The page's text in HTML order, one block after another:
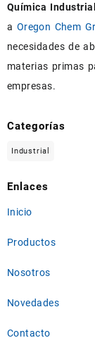
Química
a Oregon Chem
necesidades de
materias primas
empresas.
Categorías
Industrial
Enlaces
Inicio
Productos
Nosotros
Novedades
Contacto